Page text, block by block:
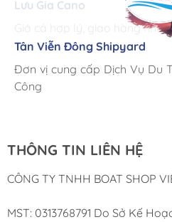
Tân Viễn Đông Shipyard
Đơn vị cung cấp Dịch Vụ Du
Công
Cung ứng sản phẩm nhanh
Chúng tôi có thể mua những
Lưu Gia Cano
Giá cả hợp lý, giao hàng
THÔNG TIN LIÊN HỆ
CÔNG TY TNHH BOAT SHOP
MST: 0313768791 Do Sở Kế